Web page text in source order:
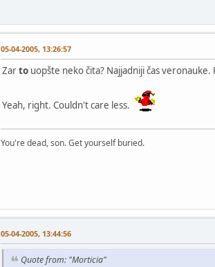
05-04-2005, 13:26:57
Zarto uopšte neko čita? Najjadniji čas
Yeah, right. Couldn't care less.
You're dead, son. Get yourself buried.
05-04-2005, 13:44:56
Quote from: "Morticia"